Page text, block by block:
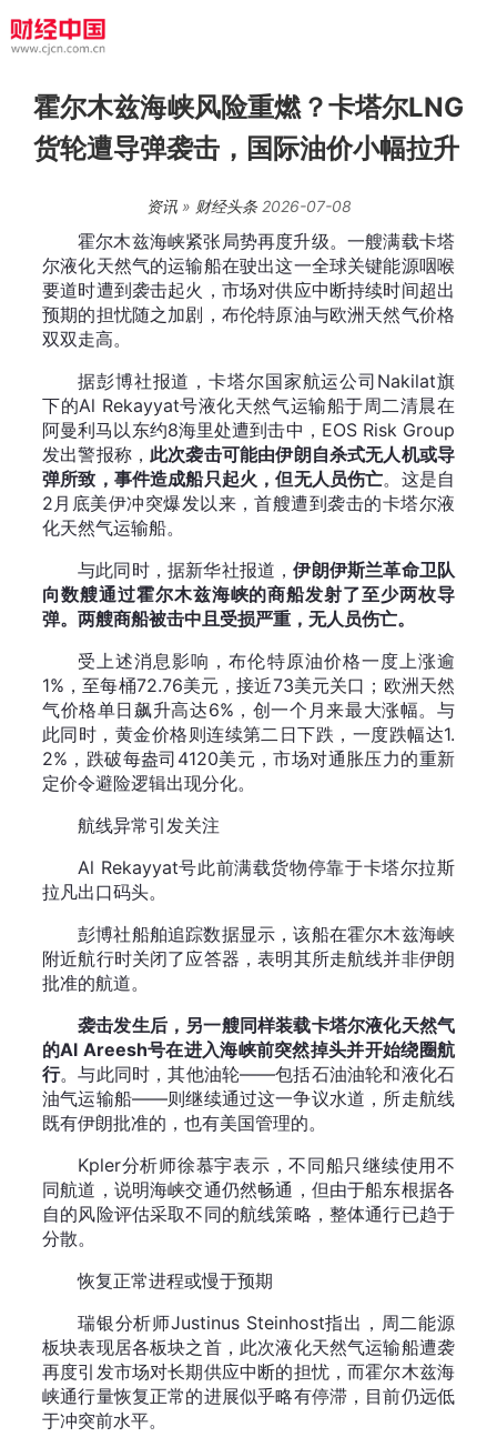
霍尔木兹海峡风险重燃？卡塔尔LNG
货轮遭导弹袭击，国际油价小幅拉升
资讯» 财经头条2026-07-08
霍尔木兹海峡紧张局势再度升级。一艘满载卡塔
尔液化天然气的运输船在驶出这一全球关键能源咽喉
要道时遭到袭击起火，市场对供应中断持续时间超出
预期的担忧随之加剧，布伦特原油与欧洲天然气价格
双双走高。
据彭博社报道，卡塔尔国家航运公司Nakilat旗
下的Al Rekayyat号液化天然气运输船于周二清晨在
阿曼利马以东约8海里处遭到击中，EOS Risk Group
发出警报称，此次袭击可能由伊朗自杀式无人机或导
弹所致，事件造成船只起火，但无人员伤亡。这是自
2月底美伊冲突爆发以来，首艘遭到袭击的卡塔尔液
化天然气运输船。
与此同时，据新华社报道，伊朗伊斯兰革命卫队
向数艘通过霍尔木兹海峡的商船发射了至少两枚导
弹。两艘商船被击中且受损严重，无人员伤亡。
受上述消息影响，布伦特原油价格一度上涨逾
1%，至每桶72.76美元，接近73美元关口；欧洲天然
气价格单日飙升高达6%，创一个月来最大涨幅。与
此同时，黄金价格则连续第二日下跌，一度跌幅达1.
2%，跌破每盎司4120美元，市场对通胀压力的重新
定价令避险逻辑出现分化。
航线异常引发关注
Al Rekayyat号此前满载货物停靠于卡塔尔拉斯
拉凡出口码头。
彭博社船舶追踪数据显示，该船在霍尔木兹海峡
附近航行时关闭了应答器，表明其所走航线并非伊朗
批准的航道。
袭击发生后，另一艘同样装载卡塔尔液化天然气
的Al Areesh号在进入海峡前突然掉头并开始绕圈航
行。与此同时，其他油轮——包括石油油轮和液化石
油气运输船——则继续通过这一争议水道，所走航线
既有伊朗批准的，也有美国管理的。
Kpler分析师徐慕宇表示，不同船只继续使用不
同航道，说明海峡交通仍然畅通，但由于船东根据各
自的风险评估采取不同的航线策略，整体通行已趋于
分散。
恢复正常进程或慢于预期
瑞银分析师Justinus Steinhost指出，周二能源
板块表现居各板块之首，此次液化天然气运输船遭袭
再度引发市场对长期供应中断的担忧，而霍尔木兹海
峡通行量恢复正常的进展似乎略有停滞，目前仍远低
于冲突前水平。